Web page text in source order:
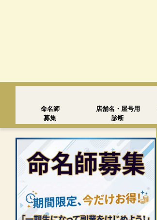
命名師
募集
店舗名・屋号用
診断